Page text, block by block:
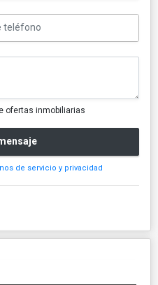
ofertas inmobiliarias
de servicio y privacidad